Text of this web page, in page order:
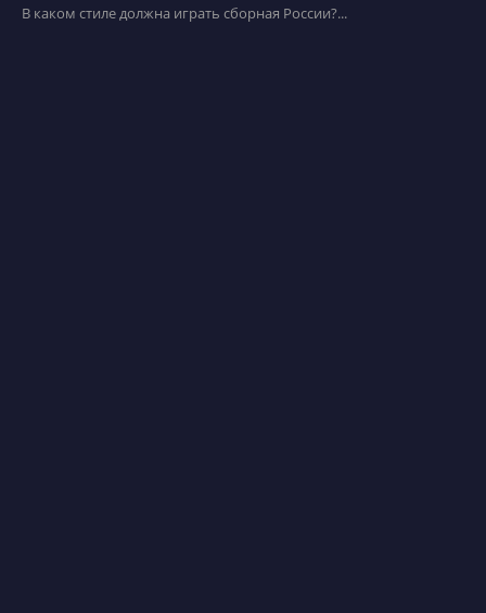
В каком стиле должна играть сборная России?...